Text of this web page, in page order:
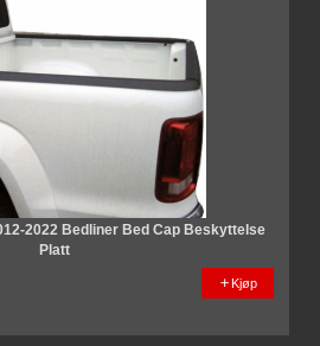
2022 Bedliner Bed Cap Beskyttelse
Platt
Kjøp